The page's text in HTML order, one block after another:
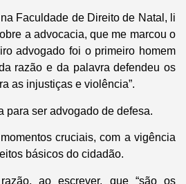
Faculdade de Direito de Natal, li
a advocacia, que me marcou o
advogado foi o primeiro homem
razão e da palavra defendeu os
as injustiças e violência”.
para ser advogado de defesa.
cruciais, com a vigência
básicos do cidadão.
ao escrever, que “são os